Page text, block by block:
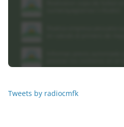
Tweets by radiocmfk